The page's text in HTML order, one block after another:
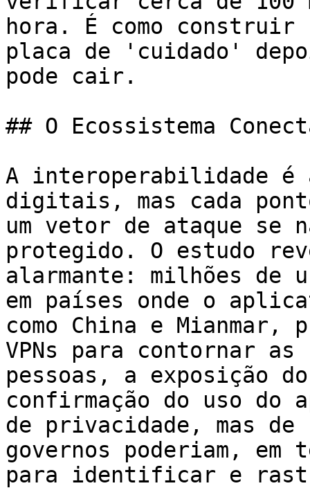
hora. É como construir
placa de 'cuidado'
pode cair.
## O Ecossistema
A interoperabilidade é
digitais, mas cada
um vetor de ataque se
protegido. O estudo
alarmante: milhões de
em países onde o
como China e
VPNs para contornar
pessoas, a exposição
confirmação do uso do
de privacidade, mas
governos poderiam, em
para identificar e